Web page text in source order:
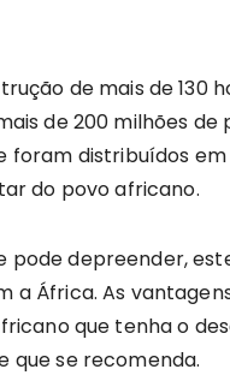
de mais de 130
de 200 milhões
foram distribuídos
do povo africano.
depreender,
a África. As
que tenha o
que se recomenda.